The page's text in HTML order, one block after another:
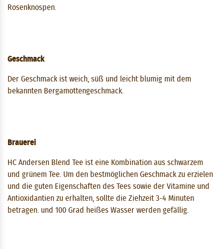
Rosenknospen.
Geschmack
Der Geschmack ist weich, süß und leicht blumig mit dem
bekannten Bergamottengeschmack.
Brauerei
HC Andersen Blend Tee ist eine Kombination aus schwarzem
und grünem Tee. Um den bestmöglichen Geschmack zu erzielen
und die guten Eigenschaften des Tees sowie der Vitamine und
Antioxidantien zu erhalten, sollte die Ziehzeit 3-4 Minuten
betragen. und 100 Grad heißes Wasser werden gefällig.